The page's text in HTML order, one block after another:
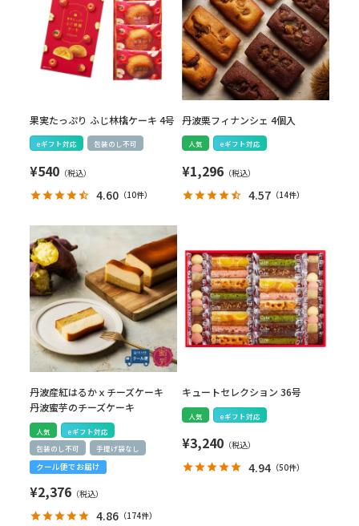
果実たっぷり ふじ林檎ケーキ 4号
eギフト対応 包装のし不可
¥540
4.60 （10件）
丹波栗フィナンシェ 4個入
人気 eギフト対応
¥1,296
4.57 （14件）
丹波産紅はるかｘチーズケーキ
丹波蜜芋のチーズケーキ
人気
eギフト対応
包装のし不可
手提げ袋なし
クール便でお届け
¥2,376
4.86 （174件）
キュートセレクション 36号
人気 eギフト対応
¥3,240
4.94 （50件）